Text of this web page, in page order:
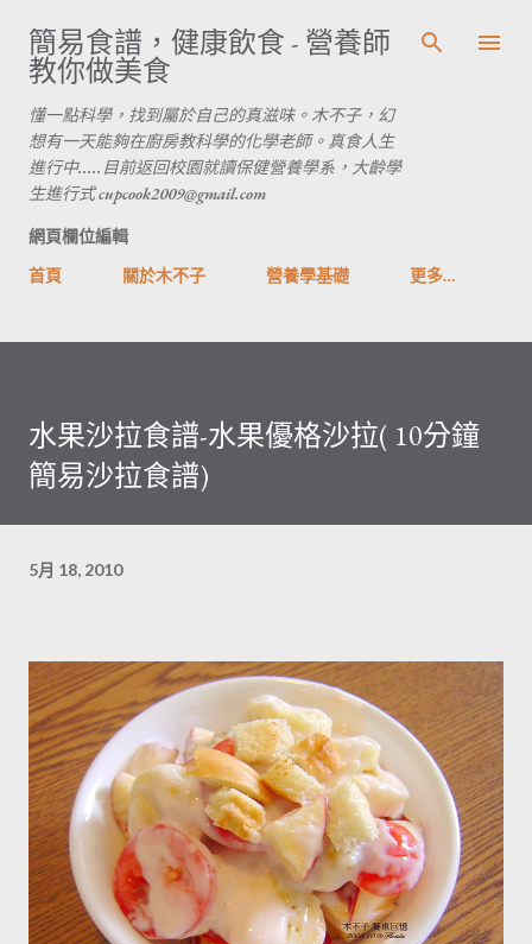
跳到主要內容
簡易食譜，健康飲食 - 營養師
教你做美食
懂一點科學，找到屬於自己的真滋味。木不子，幻
想有一天能夠在廚房教科學的化學老師。真食人生
進行中.....目前返回校園就讀保健營養學系，大齡學
生進行式 cupcook2009@gmail.com
網頁欄位編輯
首頁
關於木不子 營養學基礎 更多…
水果沙拉食譜-水果優格沙拉( 10分鐘
簡易沙拉食譜)
5月 18, 2010